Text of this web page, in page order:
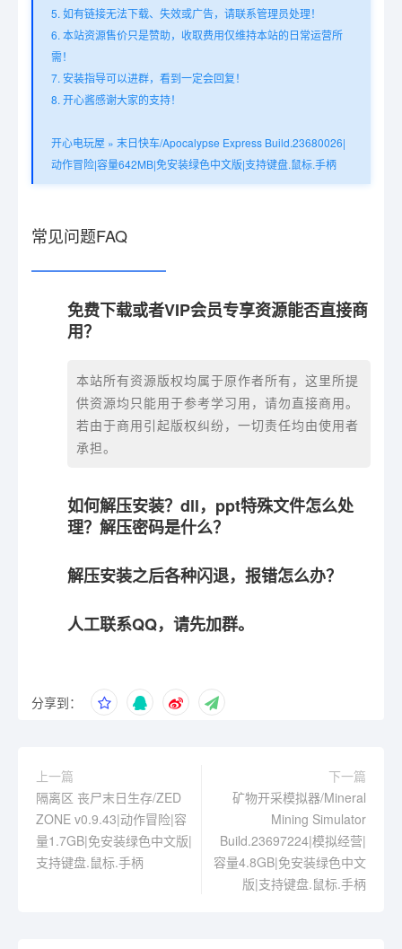
5. 如有链接无法下载、失效或广告，请联系管理员处理！
6. 本站资源售价只是赞助，收取费用仅维持本站的日常运营所
需！
7. 安装指导可以进群，看到一定会回复！
8. 开心酱感谢大家的支持！
开心电玩屋 » 末日快车/Apocalypse Express Build.23680026|
动作冒险|容量642MB|免安装绿色中文版|支持键盘.鼠标.手柄
常见问题FAQ
免费下载或者VIP会员专享资源能否直接商
用？
本站所有资源版权均属于原作者所有，这里所提
供资源均只能用于参考学习用，请勿直接商用。
若由于商用引起版权纠纷，一切责任均由使用者
承担。
如何解压安装？dll，ppt特殊文件怎么处
理？解压密码是什么？
解压安装之后各种闪退，报错怎么办？
人工联系QQ，请先加群。
分享到：
上一篇
隔离区 丧尸末日生存/ZED
ZONE v0.9.43|动作冒险|容
量1.7GB|免安装绿色中文版|
支持键盘.鼠标.手柄
下一篇
矿物开采模拟器/Mineral
Mining Simulator
Build.23697224|模拟经营|
容量4.8GB|免安装绿色中文
版|支持键盘.鼠标.手柄